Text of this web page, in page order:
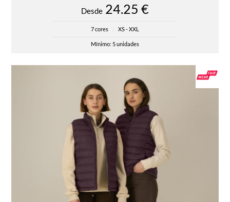
Desde 24.25 €
7 cores XS - XXL
Mínimo: 5 unidades